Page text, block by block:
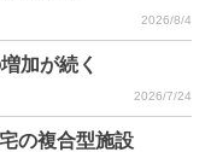
2026/8/4
加が続く
2026/7/24
の複合型施設